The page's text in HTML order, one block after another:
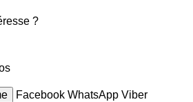
?
Facebook WhatsApp Viber